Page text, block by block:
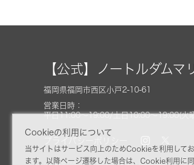
Cookieの利用について
当サイトはサービス向上のためCookieを利用して
ます。以降ページ遷移した場合は、Cookie利用に
【公式】ノートルダム
福岡県福岡市西区小戸2-10-61
営業日時：
平日11:00～19:00/土日10:00～19:00(火